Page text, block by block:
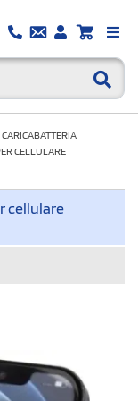
CARICABATTERIA
CELLULARE
cellulare